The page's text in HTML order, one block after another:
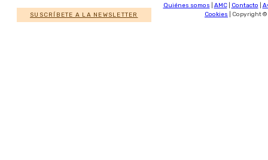
SUSCRÍBETE A LA NEWSLETTER
Quiénes somos AMC| Contacto
Cookies | Copyright